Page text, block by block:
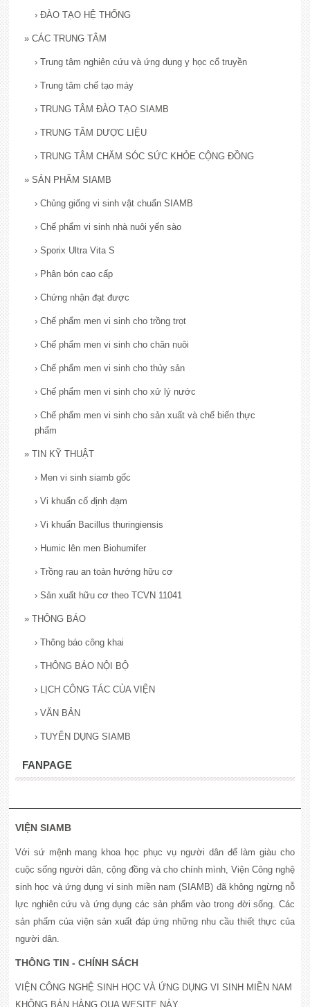
› ĐÀO TẠO HỆ THỐNG
» CÁC TRUNG TÂM
› Trung tâm nghiên cứu và ứng dụng y học cổ truyền
› Trung tâm chế tạo máy
› TRUNG TÂM ĐÀO TẠO SIAMB
› TRUNG TÂM DƯỢC LIỆU
› TRUNG TÂM CHĂM SÓC SỨC KHỎE CỘNG ĐỒNG
» SẢN PHẨM SIAMB
› Chủng giống vi sinh vật chuẩn SIAMB
› Chế phẩm vi sinh nhà nuôi yến sào
› Sporix Ultra Vita S
› Phân bón cao cấp
› Chứng nhận đạt được
› Chế phẩm men vi sinh cho trồng trọt
› Chế phẩm men vi sinh cho chăn nuôi
› Chế phẩm men vi sinh cho thủy sản
› Chế phẩm men vi sinh cho xử lý nước
› Chế phẩm men vi sinh cho sản xuất và chế biến thực
phẩm
» TIN KỸ THUẬT
› Men vi sinh siamb gốc
› Vi khuẩn cố định đạm
› Vi khuẩn Bacillus thuringiensis
› Humic lên men Biohumifer
› Trồng rau an toàn hướng hữu cơ
› Sản xuất hữu cơ theo TCVN 11041
» THÔNG BÁO
› Thông báo công khai
› THÔNG BÁO NỘI BỘ
› LỊCH CÔNG TÁC CỦA VIỆN
› VĂN BẢN
› TUYỂN DỤNG SIAMB
FANPAGE
VIỆN SIAMB
Với sứ mệnh mang khoa học phục vụ người dân để làm giàu cho
cuộc sống người dân, cộng đồng và cho chính mình, Viện Công nghệ
sinh học và ứng dụng vi sinh miền nam (SIAMB) đã không ngừng nỗ
lực nghiên cứu và ứng dụng các sản phẩm vào trong đời sống. Các
sản phẩm của viện sản xuất đáp ứng những nhu cầu thiết thực của
người dân.
THÔNG TIN - CHÍNH SÁCH
VIỆN CÔNG NGHỆ SINH HỌC VÀ ỨNG DỤNG VI SINH MIỀN NAM
KHÔNG BÁN HÀNG QUA WESITE NÀY